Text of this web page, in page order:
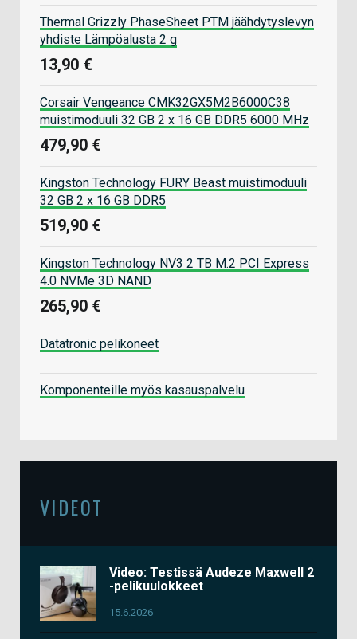
Thermal Grizzly PhaseSheet PTM jäähdytyslevyn
yhdiste Lämpöalusta 2 g
13,90 €
Corsair Vengeance CMK32GX5M2B6000C38
muistimoduuli 32 GB 2 x 16 GB DDR5 6000 MHz
479,90 €
Kingston Technology FURY Beast muistimoduuli
32 GB 2 x 16 GB DDR5
519,90 €
Kingston Technology NV3 2 TB M.2 PCI Express
4.0 NVMe 3D NAND
265,90 €
Datatronic pelikoneet
Komponenteille myös kasauspalvelu
VIDEOT
Video: Testissä Audeze Maxwell 2
-pelikuulokkeet
15.6.2026